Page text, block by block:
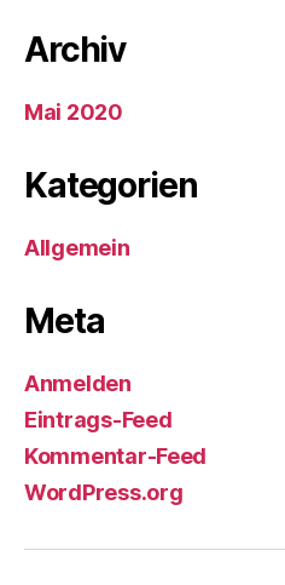
Archiv
Mai 2020
Kategorien
Allgemein
Meta
Anmelden
Eintrags-Feed
Kommentar-Feed
WordPress.org